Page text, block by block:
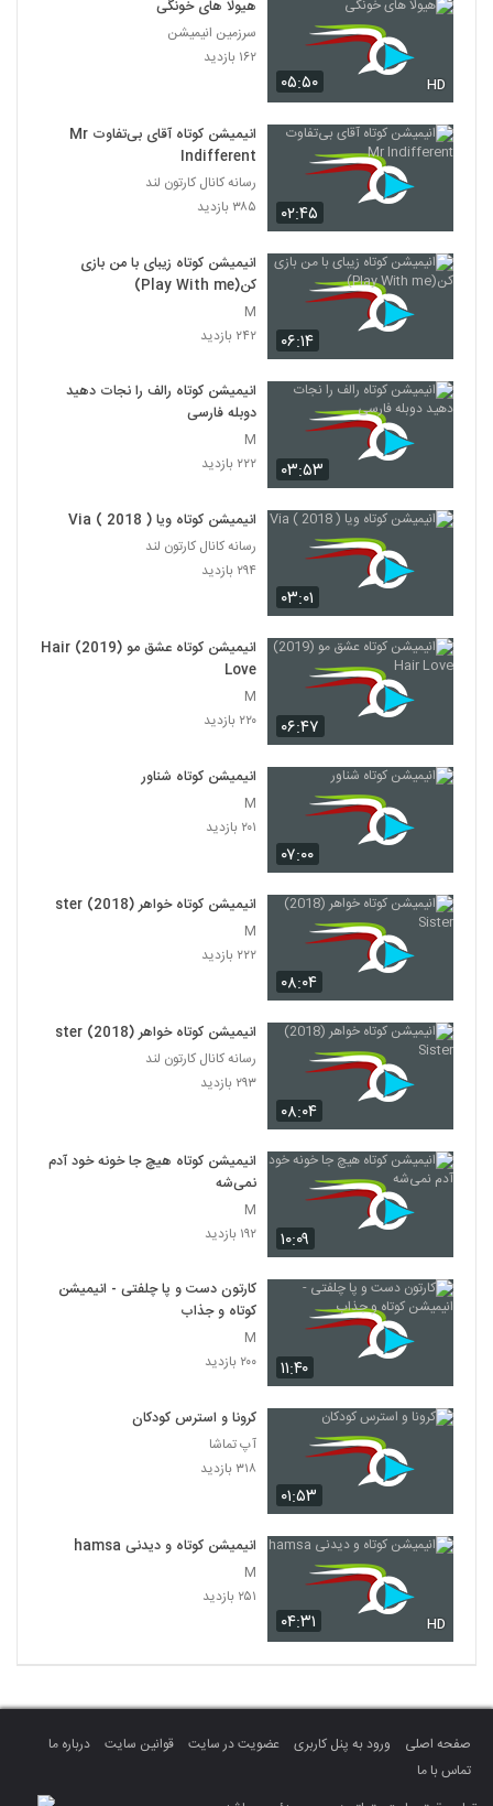
۰۵:۵۰ HD
هیولا های خونگی
سرزمین انیمیشن
۱۶۲ بازدید
۰۲:۴۵
انیمیشن کوتاه آقای بی‌تفاوت Mr
Indifferent
رسانه کانال کارتون لند
۳۸۵ بازدید
۰۶:۱۴
انیمیشن کوتاه زیبای با من بازی
کن(Play With me)
M
۲۴۲ بازدید
۰۳:۵۳
انیمیشن کوتاه رالف را نجات دهید
دوبله فارسی
M
۲۲۲ بازدید
۰۳:۰۱
انیمیشن کوتاه ویا ( 2018 ) Via
رسانه کانال کارتون لند
۲۹۴ بازدید
۰۶:۴۷
انیمیشن کوتاه عشق مو (2019) Hair
Love
M
۲۲۰ بازدید
۰۷:۰۰
انیمیشن کوتاه شناور
M
۲۰۱ بازدید
۰۸:۰۴
انیمیشن کوتاه خواهر (2018) Sister
M
۲۲۲ بازدید
۰۸:۰۴
انیمیشن کوتاه خواهر (2018) Sister
رسانه کانال کارتون لند
۲۹۳ بازدید
۱۰:۰۹
انیمیشن کوتاه هیچ جا خونه خود آدم
نمی‌شه
M
۱۹۲ بازدید
۱۱:۴۰
کارتون دست و پا چلفتی - انیمیشن
کوتاه و جذاب
M
۲۰۰ بازدید
۰۱:۵۳
کرونا و استرس کودکان
آپ تماشا
۳۱۸ بازدید
۰۴:۳۱ HD
انیمیشن کوتاه و دیدنی hamsa
M
۲۵۱ بازدید
صفحه اصلی ورود به پنل کاربری عضویت در سایت قوانین سایت
درباره ما
تماس با ما